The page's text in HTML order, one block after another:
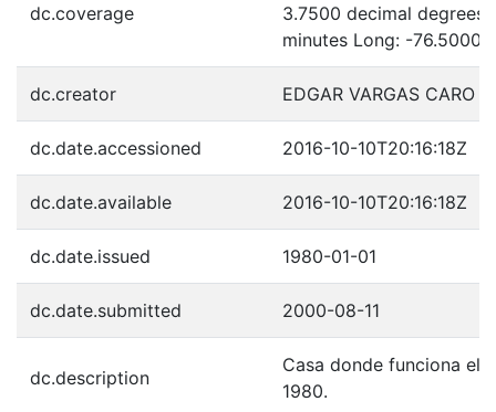
dc.coverage
3.7500 decimal degrees
minutes Long: -76.5000
dc.creator EDGAR VARGAS CARO
dc.date.accessioned 2016-10-10T20:16:18Z
dc.date.available 2016-10-10T20:16:18Z
dc.date.issued 1980-01-01
dc.date.submitted 2000-08-11
dc.description
Casa donde funciona el
1980.